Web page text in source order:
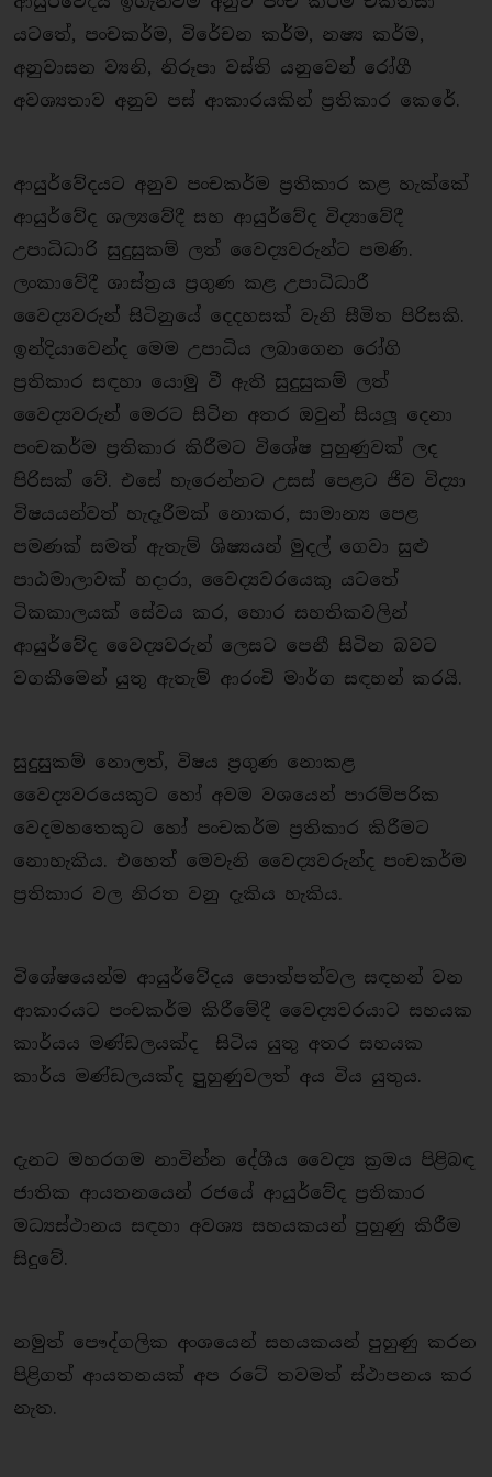
යටතේ, පංචකර්ම, විරේචන කර්ම, නෂ්‍ය කර්ම,
අනුවාසන ව්‍යනි, නිරූපා වස්ති යනුවෙන් රෝගී
අවශ්‍යතාව අනුව පස් ආකාරයකින් ප‍්‍රතිකාර කෙරේ.
ආයුර්වේදයට අනුව පංචකර්ම ප‍්‍රතිකාර කළ හැක්කේ
ආයුර්වේද ශල්‍යවේදී සහ ආයුර්වේද විද්‍යාවේදී
උපාධිධාරි සුදුසුකම් ලත් වෛද්‍යවරුන්ට පමණි.
ලංකාවේදී ශාස්ත‍්‍රය ප‍්‍රගුණ කළ උපාධිධාරී
වෛද්‍යවරුන් සිටිනුයේ දෙදහසක් වැනි සීමිත පිරිසකි.
ඉන්දියාවෙන්ද මෙම උපාධිය ලබාගෙන රෝගි
ප‍්‍රතිකාර සඳහා යොමු වී ඇති සුදුසුකම් ලත්
වෛද්‍යවරුන් මෙරට සිටින අතර ඔවුන් සියලූ දෙනා
පංචකර්ම ප‍්‍රතිකාර කිරීමට විශේෂ පුහුණුවක් ලද
පිරිසක් වේ. එසේ හැරෙන්නට උසස් පෙළට ජීව විද්‍යා
විෂයයන්වත් හැදෑරීමක් නොකර, සාමාන්‍ය පෙළ
පමණක් සමත් ඇතැම් ශිෂ්‍යයන් මුදල් ගෙවා සුළු
පාඨමාලාවක් හදාරා, වෛද්‍යවරයෙකු යටතේ
ටිකකාලයක් සේවය කර, හොර සහතිකවලින්
ආයුර්වේද වෛද්‍යවරුන් ලෙසට පෙනී සිටින බවට
වගකීමෙන් යුතු ඇතැම් ආරංචි මාර්ග සඳහන් කරයි.
සුදුසුකම් නොලත්, විෂය ප‍්‍රගුණ නොකළ
වෛද්‍යවරයෙකුට හෝ අවම වශයෙන් පාරම්පරික
වෙදමහතෙකුට හෝ පංචකර්ම ප‍්‍රතිකාර කිරීමට
නොහැකිය. එහෙත් මෙවැනි වෛද්‍යවරුන්ද පංචකර්ම
ප‍්‍රතිකාර වල නිරත වනු දැකිය හැකිය.
විශේෂයෙන්ම ආයුර්වේදය පොත්පත්වල සඳහන් වන
ආකාරයට පංචකර්ම කිරීමේදී වෛද්‍යවරයාට සහයක
කාර්යය මණ්ඩලයක්ද සිටිය යුතු අතර සහයක
කාර්ය මණ්ඩලයක්ද පුුහුණුවලත් අය විය යුතුය.
දැනට මහරගම නාවින්න දේශීය වෛද්‍ය ක‍්‍රමය පිළිබඳ
ජාතික ආයතනයෙන් රජයේ ආයුර්වේද ප‍්‍රතිකාර
මධ්‍යස්ථානය සඳහා අවශ්‍ය සහයකයන් පුහුණු කිරීම
සිදුවේ.
නමුත් පෞද්ගලික අංශයෙන් සහයකයන් පුහුණු කරන
පිළිගත් ආයතනයක් අප රටේ තවමත් ස්ථාපනය කර
නැත.